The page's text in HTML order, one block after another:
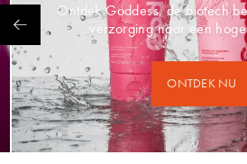
Ontdek Goddess, de biotech
verzorging naar een
ONTDEK NU